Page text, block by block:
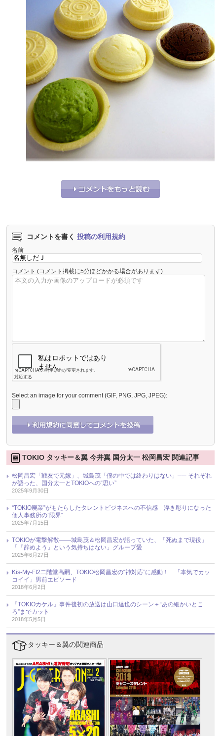
0 うーん… 0
コメントを書く 投稿の利用規約
名前
コメント (コメント掲載に5分ほどかかる場合があります)
Select an image for your comment (GIF, PNG, JPG, JPEG):
TOKIO タッキー＆翼 今井翼 国分太一 松岡昌宏 関連記事
松岡昌宏「戦友で元嫁」、城島茂「僕の中では終わりはない」── それぞれ
が語った、国分太一とTOKIOへの“思い”
2025年9月30日
“TOKIO廃業”がもたらしたタレントビジネスへの不信感 浮き彫りになった
個人事務所の”限界“
2025年7月15日
TOKIOが電撃解散――城島茂＆松岡昌宏が語っていた、「死ぬまで現役」
「『辞めよう』という気持ちはない」グループ愛
2025年6月27日
Kis-My-Ft2二階堂高嗣、TOKIO松岡昌宏の“神対応”に感動！ 「本気でカッ
コイイ」男前エピソード
2018年6月2日
『TOKIOカケル』事件後初の放送は山口達也のシーン＋“あの細かいとこ
ろ”までカット
2018年5月5日
タッキー＆翼の関連商品